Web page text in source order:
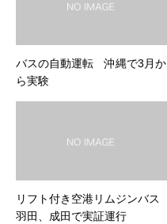
バスの自動運転 沖縄で3月か
ら実験
リフト付き空港リムジンバス
羽田、成田で実証運行